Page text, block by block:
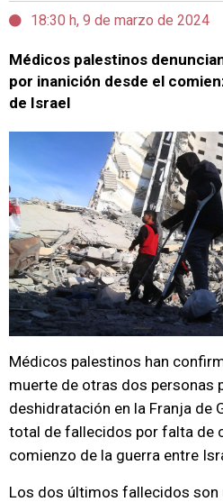
18:30 h, 9 de marzo de 2024
Médicos palestinos
por inanición desde el
de Israel
Médicos palestinos han
muerte de otras dos personas
deshidratación en la Franja de
total de fallecidos por falta de
comienzo de la guerra entre
Los dos últimos fallecidos son